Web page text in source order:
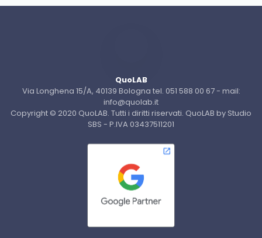
QuoLAB
Via Longhena 15/A, 40139 Bologna tel. 051 588 00 67 - mail:
info@quolab.it
Copyright © 2020 QuoLAB. Tutti i diritti riservati. QuoLAB by Studio
SBS - P.IVA 03437511201